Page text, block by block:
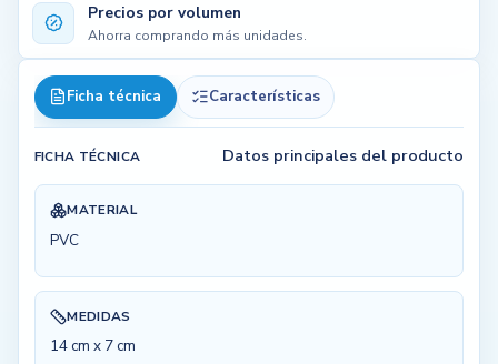
Precios por volumen
Ahorra comprando más unidades.
Ficha técnica Características
FICHA TÉCNICA Datos principales del producto
MATERIAL
PVC
MEDIDAS
14 cm x 7 cm